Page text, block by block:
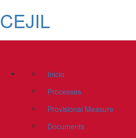
CEJIL
Inicio
Processes
Provisional Measure
Documents